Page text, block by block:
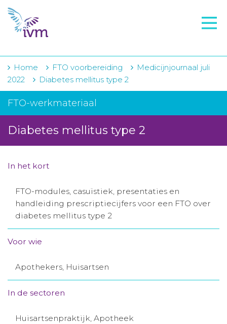
VMI
FTO voorbereiding
IVM-academie
Zorginstellingen
Voorschrijfgedrag
Projecten
Contact
Winkelwagentje
Aanmelden nieuwsbrief
Inloggen
Home FTO voorbereiding
Medicijnjournaal juli
2022
Diabetes mellitus type 2
FTO-werkmateriaal
Diabetes mellitus type 2
In het kort
FTO-modules, casuïstiek, presentaties en
handleiding prescriptiecijfers voor een FTO over
diabetes mellitus type 2
Voor wie
Apothekers, Huisartsen
In de sectoren
Huisartsenpraktijk, Apotheek